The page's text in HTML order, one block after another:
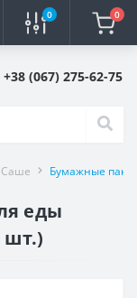
0 0
+38 (067) 275-62-75
Саше Бумажные
еды
шт.)